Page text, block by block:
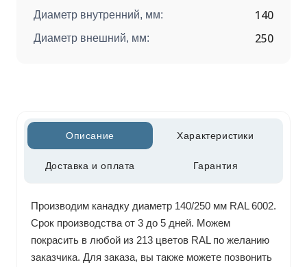
Диаметр внутренний, мм: 140
Диаметр внешний, мм: 250
Описание Характеристики
Доставка и оплата Гарантия
Производим канадку диаметр 140/250 мм RAL 6002.
Срок производства от 3 до 5 дней. Можем
покрасить в любой из 213 цветов RAL по желанию
заказчика. Для заказа, вы также можете позвонить